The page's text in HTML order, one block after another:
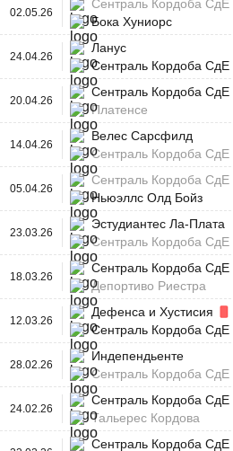
02.05.26
Сентраль Кордоба СдЕ
Бока Хуниорс
24.04.26
Ланус
Сентраль Кордоба СдЕ
20.04.26
Сентраль Кордоба СдЕ
Платенсе
14.04.26
Велес Сарсфилд
Сентраль Кордоба СдЕ
05.04.26
Сентраль Кордоба СдЕ
Ньюэллс Олд Бойз
23.03.26
Эстудиантес Ла-Плата
Сентраль Кордоба СдЕ
18.03.26
Сентраль Кордоба СдЕ
Депортиво Риестра
12.03.26
Дефенса и Хустисия
Сентраль Кордоба СдЕ
28.02.26
Индепендьенте
Сентраль Кордоба СдЕ
24.02.26
Сентраль Кордоба СдЕ
Тальерес Кордова
Сентраль Кордоба СдЕ